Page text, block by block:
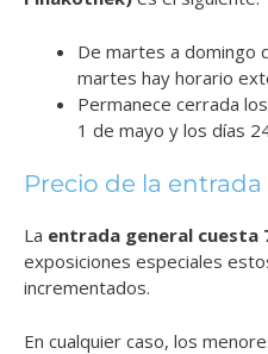
De martes a domingo
martes hay horario
Permanece cerrada
1 de mayo y los días
Precio de la entrada
La entrada general cuesta
exposiciones especiales
incrementados.
En cualquier caso, los